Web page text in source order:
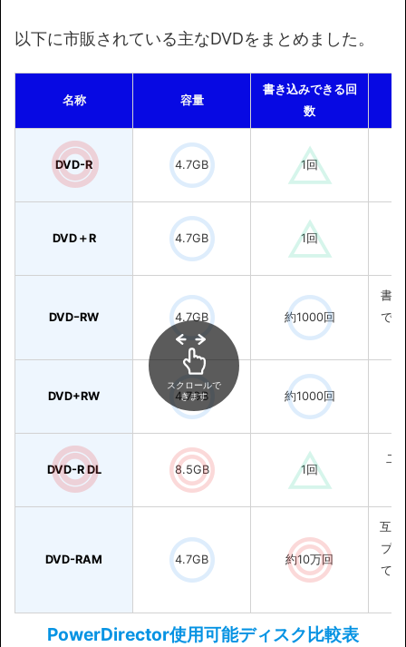
以下に市販されている主なDVDをまとめました。
名称 容量
書き込みできる回
数
DVD-R 4.7GB 1回
DVD＋R 4.7GB 1回
DVDｰRW 4.7GB 約1000回
書
で
DVD+RW 4.7GB 約1000回
DVD-R DL 8.5GB 1回
二
DVD-RAM 4.7GB 約10万回
互換
プ
て
スクロールで
きます
PowerDirector使用可能ディスク比較表